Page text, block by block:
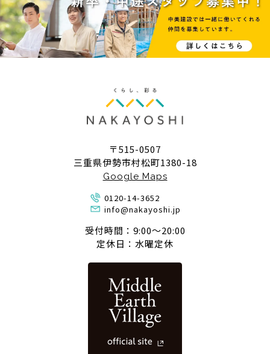
〒515-0507
三重県伊勢市村松町1380-18
Google Maps
0120-14-3652
info@nakayoshi.jp
受付時間：9:00〜20:00
定休日：水曜定休